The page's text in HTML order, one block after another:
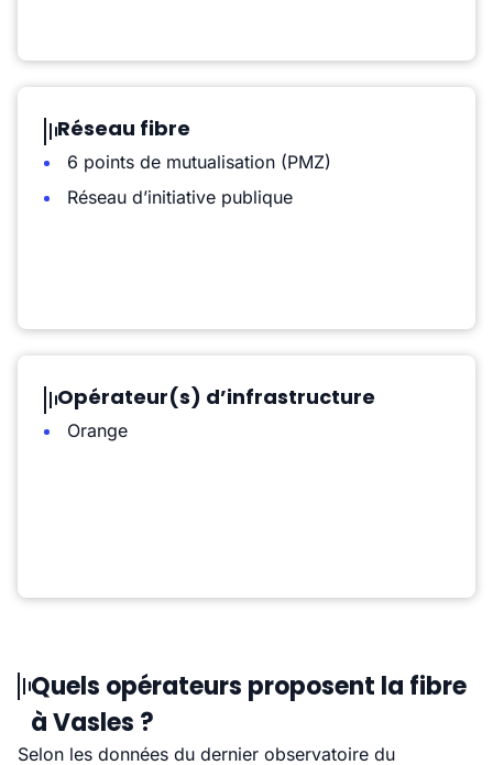
Réseau fibre
6 points de mutualisation (PMZ)
Réseau d’initiative publique
Opérateur(s) d’infrastructure
Orange
Quels opérateurs proposent la fibre
à Vasles ?
Selon les données du dernier observatoire du